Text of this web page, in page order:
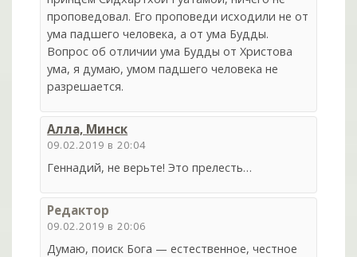
проповедовал. Его проповеди исходили не от
ума падшего человека, а от ума Будды.
Вопрос об отличии ума Будды от Христова
ума, я думаю, умом падшего человека не
разрешается.
Алла, Минск
09.02.2019 в 20:04
Геннадий, не верьте! Это прелесть…
Редактор
09.02.2019 в 20:06
Думаю, поиск Бога — естественное, честное